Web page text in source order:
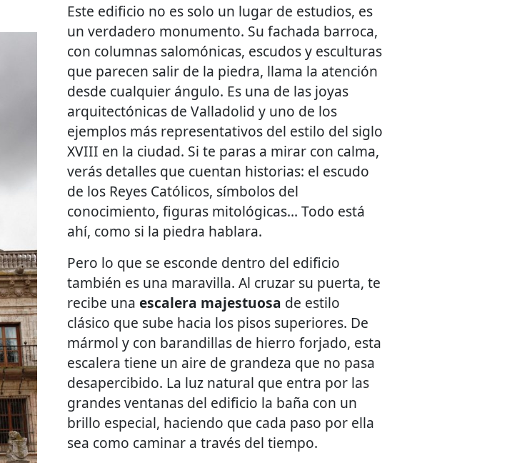
Este edificio no es solo un lugar de estudios, es
un verdadero monumento. Su fachada barroca,
con columnas salomónicas, escudos y esculturas
que parecen salir de la piedra, llama la atención
desde cualquier ángulo. Es una de las joyas
arquitectónicas de Valladolid y uno de los
ejemplos más representativos del estilo del siglo
XVIII en la ciudad. Si te paras a mirar con calma,
verás detalles que cuentan historias: el escudo
de los Reyes Católicos, símbolos del
conocimiento, figuras mitológicas… Todo está
ahí, como si la piedra hablara.
Pero lo que se esconde dentro del edificio
también es una maravilla. Al cruzar su puerta, te
recibe unaescalera majestuosa de estilo
clásico que sube hacia los pisos superiores. De
mármol y con barandillas de hierro forjado, esta
escalera tiene un aire de grandeza que no pasa
desapercibido. La luz natural que entra por las
grandes ventanas del edificio la baña con un
brillo especial, haciendo que cada paso por ella
sea como caminar a través del tiempo.